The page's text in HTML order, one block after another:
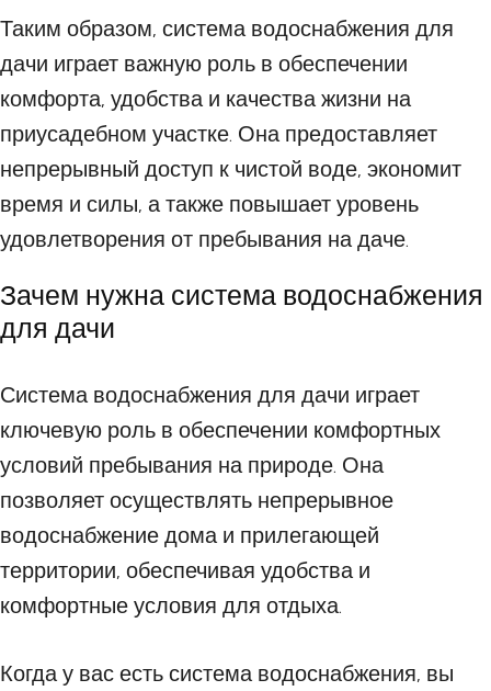
Таким образом, система водоснабжения для
дачи играет важную роль в обеспечении
комфорта, удобства и качества жизни на
приусадебном участке. Она предоставляет
непрерывный доступ к чистой воде, экономит
время и силы, а также повышает уровень
удовлетворения от пребывания на даче.
Зачем нужна система водоснабжения
для дачи
Система водоснабжения для дачи играет
ключевую роль в обеспечении комфортных
условий пребывания на природе. Она
позволяет осуществлять непрерывное
водоснабжение дома и прилегающей
территории, обеспечивая удобства и
комфортные условия для отдыха.
Когда у вас есть система водоснабжения, вы